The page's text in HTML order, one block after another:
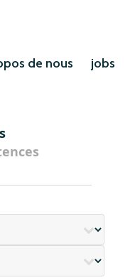
de nous jobs